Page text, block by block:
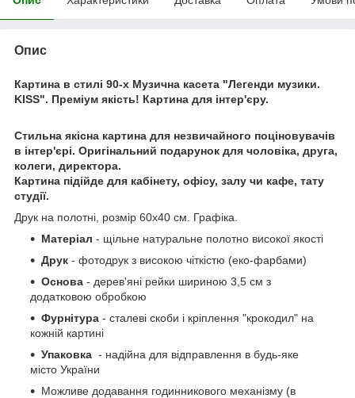
Опис
Картина в стилі 90-х Музична касета "Легенди музики.
KISS". Преміум якість! Картина для інтер'єру.
Стильна якісна картина для незвичайного поціновувачів
в інтер'єрі. Оригінальний подарунок для чоловіка, друга,
колеги, директора.
Картина підійде для кабінету, офісу, залу чи кафе, тату
студії.
Друк на полотні, розмір 60x40 см. Графіка.
Матеріал - щільне натуральне полотно високої якості
Друк - фотодрук з високою чіткістю (еко-фарбами)
Основа - дерев'яні рейки шириною 3,5 см з
додатковою обробкою
Фурнітура - сталеві скоби і кріплення "крокодил" на
кожній картині
Упаковка - надійна для відправлення в будь-яке
місто України
Можливе додавання годинникового механізму (в